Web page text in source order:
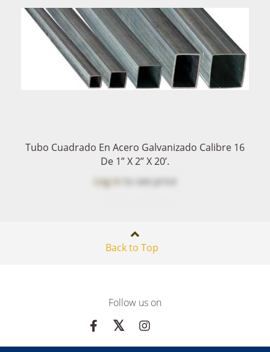
Tubo Cuadrado En Acero Galvanizado Calibre 16
De 1” X 2” X 20’.
Log into see price
Back to Top
Follow us on